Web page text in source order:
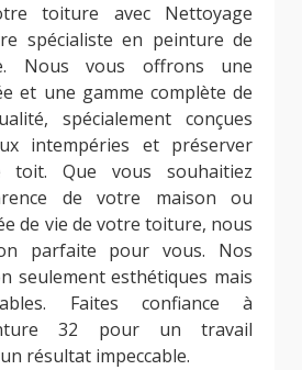
toiture avec Nettoyage
spécialiste en peinture de
Nous vous offrons une
et une gamme complète de
spécialement conçues
intempéries et préserver
toit. Que vous souhaitiez
de votre maison ou
de vie de votre toiture, nous
parfaite pour vous. Nos
seulement esthétiques mais
Faites confiance à
32 pour un travail
résultat impeccable.